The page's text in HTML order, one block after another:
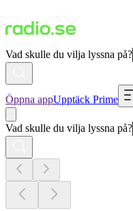
Vad skulle du vilja lyssna på?
Öppna appUpptäck Prime
Vad skulle du vilja lyssna på?